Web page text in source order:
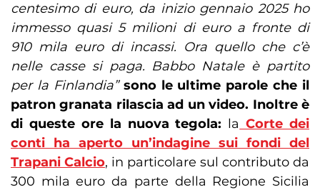
centesimo di euro, da inizio gennaio 2025 ho
immesso quasi 5 milioni di euro a fronte di
910 mila euro di incassi. Ora quello che c’è
nelle casse si paga. Babbo Natale è partito
per la Finlandia”sono le ultime parole che il
patron granata rilascia ad un video. Inoltre è
di queste ore la nuova tegola: la Corte dei
conti ha aperto un’indagine sui fondi del
Trapani Calcio, in particolare sul contributo da
300 mila euro da parte della Regione Sicilia